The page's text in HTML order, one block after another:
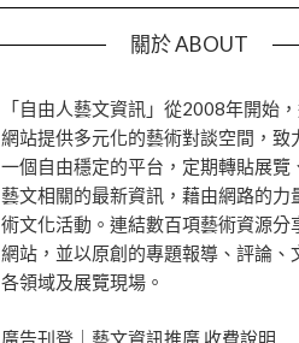
關於 ABOUT
「自由人藝文資訊」從2008年開始
網站提供多元化的藝術對談空間，致
一個自由穩定的平台，定期轉貼展覽
藝文相關的最新資訊，藉由網路的力
術文化活動。連結數百項藝術資源分
網站，並以原創的專題報導、評論、
各領域及展覽現場。
廣告刊登｜藝文資訊推廣 收費說明